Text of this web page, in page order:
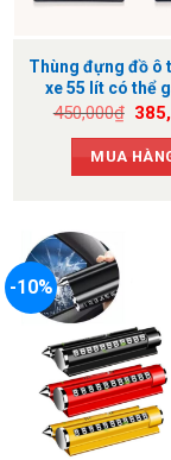
Thùng đựng đồ ô
xe 55 lít có thể
450,000₫ Giá
là:
MUA
-10%